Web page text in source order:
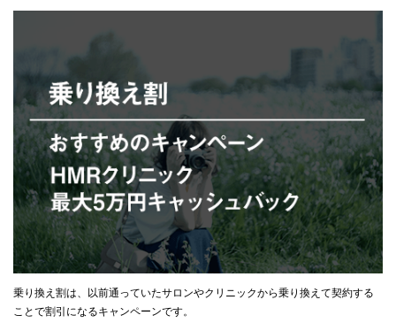
乗り換え割は、以前通っていたサロンやクリニックから乗り換えて契約する
ことで割引になるキャンペーンです。